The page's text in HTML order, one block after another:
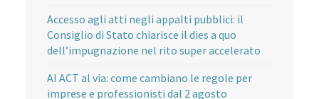
Accesso agli atti negli appalti pubblici: il
Consiglio di Stato chiarisce il dies a quo
dell’impugnazione nel rito super accelerato
AI ACT al via: come cambiano le regole per
imprese e professionisti dal 2 agosto